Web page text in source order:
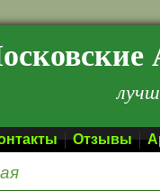
Отзывы